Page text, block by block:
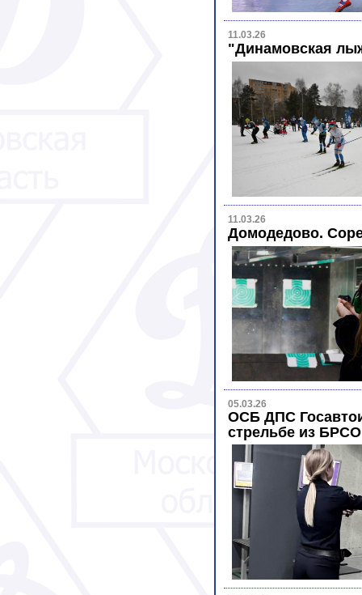
11.03.26
"Динамовская
11.03.26
Домодедово.
05.03.26
ОСБ ДПС
стрельбе из БРСО